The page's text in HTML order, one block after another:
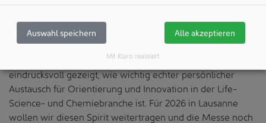
Nach dem erfolgreichen Abschluss der diesjährigen
Ausgabe blickt die Messeorganisation zuversichtlich in die
Zukunft.
„In einer Zeit des ständigen Wandels hat die Ilmac 2025
eindrucksvoll gezeigt, wie wichtig echter persönlicher
Austausch für Orientierung und Innovation in der Life-
Science- und Chemiebranche ist. Für 2026 in Lausanne
wollen wir diesen Spirit weitertragen und die Messe noch
Auswahl speichern Alle akzeptieren
Mit Klaro realisiert